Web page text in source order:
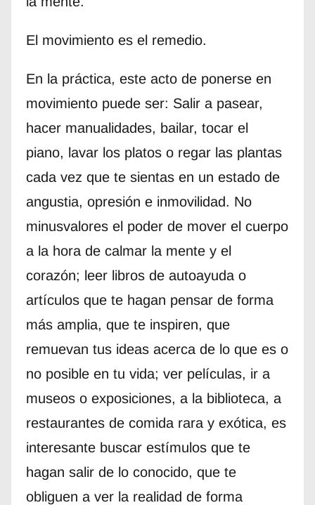
El movimiento es el remedio.
En la práctica, este acto de ponerse en
movimiento puede ser: Salir a pasear,
hacer manualidades, bailar, tocar el
piano, lavar los platos o regar las plantas
cada vez que te sientas en un estado de
angustia, opresión e inmovilidad. No
minusvalores el poder de mover el cuerpo
a la hora de calmar la mente y el
corazón; leer libros de autoayuda o
artículos que te hagan pensar de forma
más amplia, que te inspiren, que
remuevan tus ideas acerca de lo que es o
no posible en tu vida; ver películas, ir a
museos o exposiciones, a la biblioteca, a
restaurantes de comida rara y exótica, es
interesante buscar estímulos que te
hagan salir de lo conocido, que te
obliguen a ver la realidad de forma